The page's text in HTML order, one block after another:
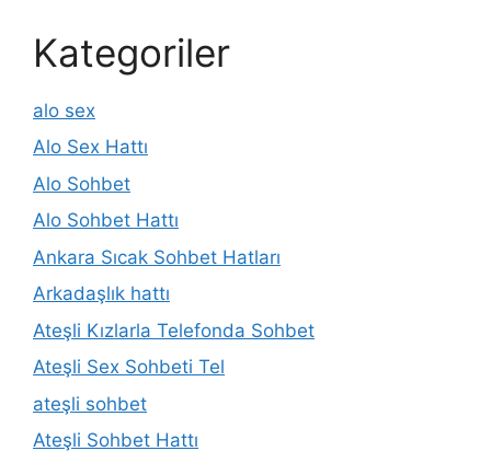
Kategoriler
alo sex
Alo Sex Hattı
Alo Sohbet
Alo Sohbet Hattı
Ankara Sıcak Sohbet Hatları
Arkadaşlık hattı
Ateşli Kızlarla Telefonda Sohbet
Ateşli Sex Sohbeti Tel
ateşli sohbet
Ateşli Sohbet Hattı